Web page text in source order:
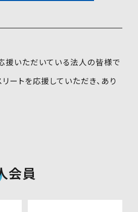
援いただいている法人の皆様で
ートを応援していただき、あり
会員